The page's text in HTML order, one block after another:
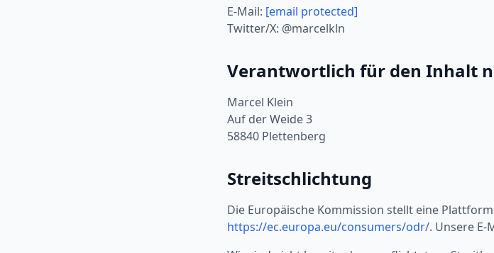
E-Mail: [email protected]
Twitter/X: @marcelkln
Verantwortlich für den Inhalt
Marcel Klein
Auf der Weide 3
58840 Plettenberg
Streitschlichtung
Die Europäische Kommission stellt eine
https://ec.europa.eu/consumers/odr/. Unsere